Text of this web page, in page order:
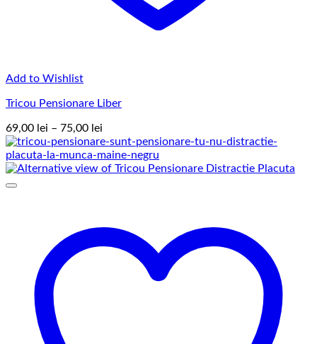
Add to Wishlist
Tricou Pensionare Liber
69,00 lei – 75,00 lei
de
prețuri:
69,00 lei